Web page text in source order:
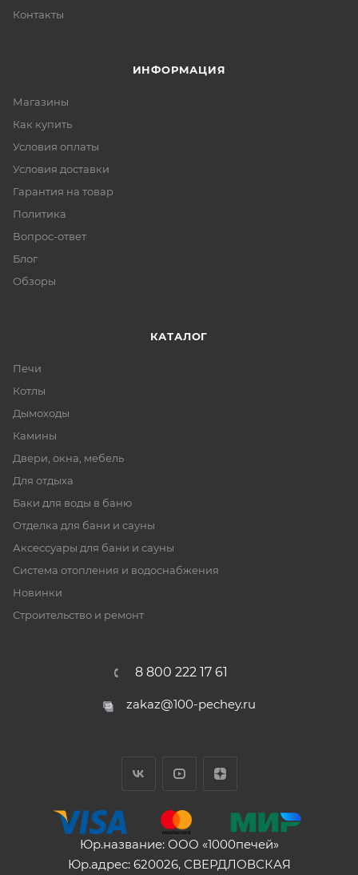
Контакты
ИНФОРМАЦИЯ
Магазины
Как купить
Условия оплаты
Условия доставки
Гарантия на товар
Политика
Вопрос-ответ
Блог
Обзоры
КАТАЛОГ
Печи
Котлы
Дымоходы
Камины
Двери, окна, мебель
Для отдыха
Баки для воды в баню
Отделка для бани и сауны
Аксессуары для бани и сауны
Система отопления и водоснабжения
Новинки
Строительство и ремонт
8 800 222 17 61
zakaz@100-pechey.ru
Юр.название: ООО «1000печей»
Юр.адрес: 620026, СВЕРДЛОВСКАЯ